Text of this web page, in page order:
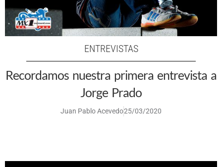
ENTREVISTAS
Recordamos nuestra primera entrevista a
Jorge Prado
Juan Pablo Acevedo25/03/2020